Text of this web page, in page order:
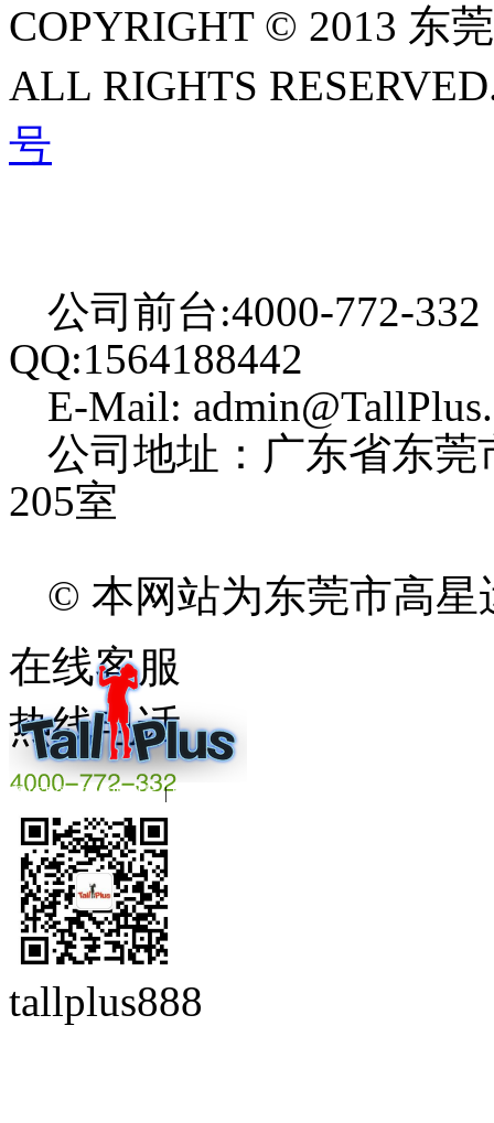
COPYRIGHT © 2013 东
ALL RIGHTS
号
公司前台:4000-772-
QQ:1564188442
E-Mail:
公司地址：广东省东
205室
© 本网站为东莞市高
粤ICP备16008844号|beian.miit.gov.cn
在线客服
热线电话
tallplus888